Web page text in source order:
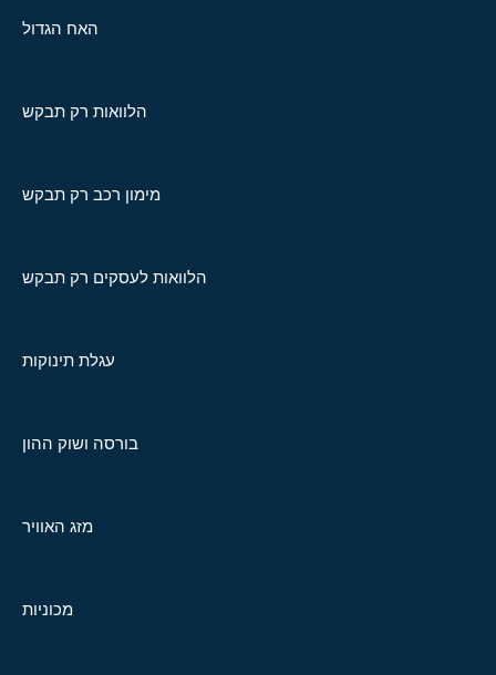
האח הגדול
הלוואות רק תבקש
מימון רכב רק תבקש
הלוואות לעסקים רק תבקש
עגלת תינוקות
בורסה ושוק ההון
מזג האוויר
מכוניות